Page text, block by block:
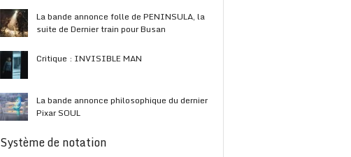
La bande annonce folle de PENINSULA, la
suite de Dernier train pour Busan
Critique : INVISIBLE MAN
La bande annonce philosophique du dernier
Pixar SOUL
Système de notation